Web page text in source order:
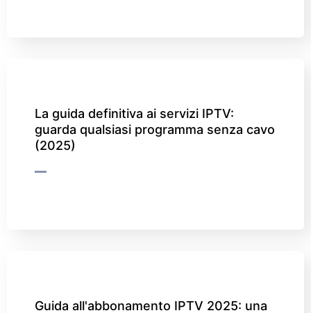
La guida definitiva ai servizi IPTV:
guarda qualsiasi programma senza cavo
(2025)
Guida all'abbonamento IPTV 2025: una